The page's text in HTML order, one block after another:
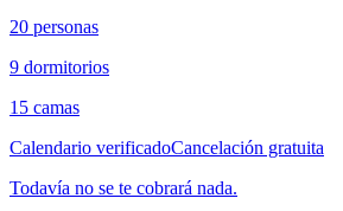
20 personas
9 dormitorios
15 camas
Calendario verificadoCancelación gratuita
Todavía no se te cobrará nada.